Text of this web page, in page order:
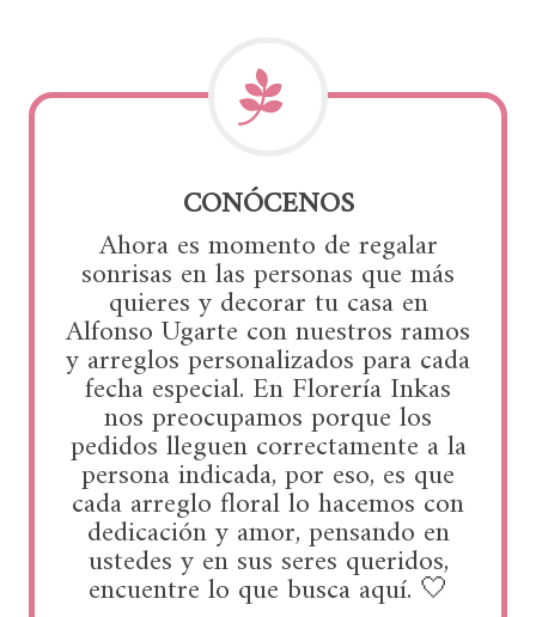
CONÓCENOS
Ahora es momento de regalar
sonrisas en las personas que más
quieres y decorar tu casa en
Alfonso Ugarte con nuestros ramos
y arreglos personalizados para cada
fecha especial. En Florería Inkas
nos preocupamos porque los
pedidos lleguen correctamente a la
persona indicada, por eso, es que
cada arreglo floral lo hacemos con
dedicación y amor, pensando en
ustedes y en sus seres queridos,
encuentre lo que busca aquí. 🤍